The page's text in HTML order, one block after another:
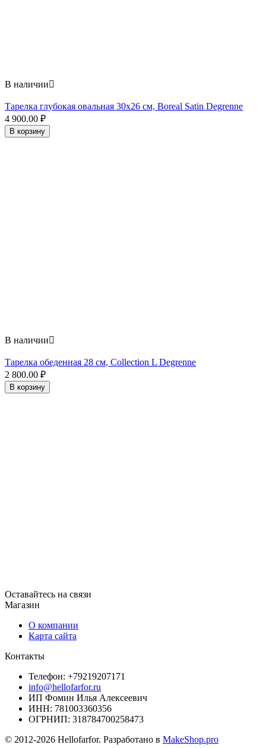
В наличии
Тарелка глубокая овальная 30х26 см, Boreal Satin Degrenne
4 900.00 ₽
В корзину
В наличии
Тарелка обеденная 28 см, Collection L Degrenne
2 800.00 ₽
В корзину
Оставайтесь на связи
Магазин
О компании
Карта сайта
Контакты
Телефон: +79219207171
info@hellofarfor.ru
ИП Фомин Илья Алексеевич
ИНН: 781003360356
ОГРНИП: 318784700258473
© 2012-2026 Hellofarfor. Разработано в MakeShop.pro